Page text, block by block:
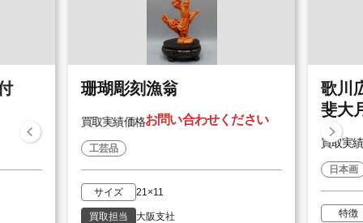
珊瑚彫刻漁翁
買取実績価格お問い合わせください
工芸品
サイズ 21×11
買取担当 大阪支社
歌川
斐大
買取実
日本画
特徴